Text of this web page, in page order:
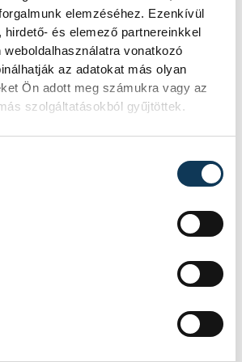
elemzéséhez. Ezenkívül
hirdető- és elemező partnereinkkel
vonatkozó
az adatokat más olyan
Ön adott meg számukra vagy az
szolgáltatásokból gyűjtöttek.
Aki az uborkát kültéren
beviszi a lakásba, majd
szabadba. Az optimális
25–30 °C.
az esetlegesen kifutó
egy tányért! Az ubink